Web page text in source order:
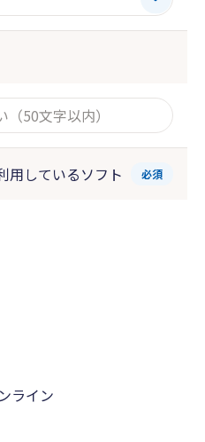
用しているソフト 必須
ライン